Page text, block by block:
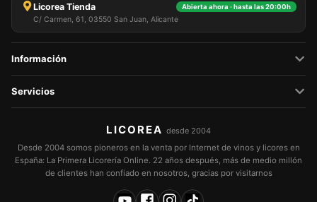
Licorea Tienda Abierta ahora · hasta las 20:00h
C/ Carmen, 61, 03550 San Juan, Alicante
Información
Servicios
LICOREA desde 2004
Desde 2004 somos pioneros en la venta por Internet de vinos y licores en
España: La Primera Licorería Online. 22 años después, más de medio millón
de clientes han confiado en nosotros, gracias por visitarnos